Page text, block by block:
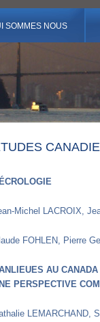
SOMMES NOUS
Michel LACROIX,
FOHLEN, Pierre
AU
PERSPECTIVE
LEMARCHAND,